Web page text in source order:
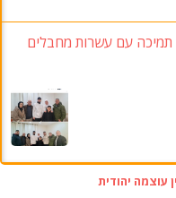
עם עשרות מחבלים
עוצמה יהודית